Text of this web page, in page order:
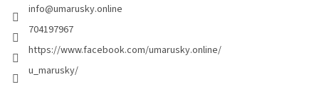
info@umarusky.online
704197967
https://www.facebook.com/umarusky.online/
u_marusky/